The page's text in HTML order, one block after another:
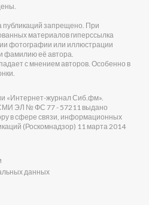
публикаций запрещено. При
материалов гиперссылка
фотографии или иллюстрации
фамилию её автора.
с мнением авторов. Особенно в
«Интернет-журнал Сиб.фм».
ЭЛ № ФС 77 - 57211 выдано
в сфере связи, информационных
(Роскомнадзор) 11 марта 2014
данных